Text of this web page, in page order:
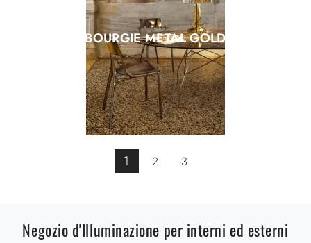
BOURGIE METAL GOLD
1 2 3
Negozio d'Illuminazione per interni ed esterni